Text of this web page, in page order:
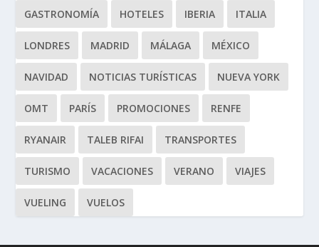
GASTRONOMÍA HOTELES IBERIA ITALIA
LONDRES MADRID MÁLAGA MÉXICO
NAVIDAD NOTICIAS TURÍSTICAS NUEVA YORK
OMT PARÍS PROMOCIONES RENFE
RYANAIR TALEB RIFAI TRANSPORTES
TURISMO VACACIONES VERANO VIAJES
VUELING VUELOS